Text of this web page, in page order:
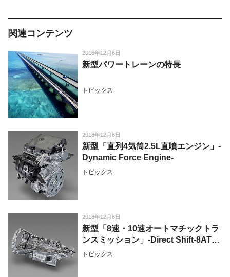
関連コンテンツ
2016年12月6日
新型パワートレーンの特長
トピックス
2016年12月6日
新型「直列4気筒2.5L直噴エンジン」-
Dynamic Force Engine-
トピックス
2016年12月6日
新型「8速・10速オートマチックトラ
ンスミッション」-Direct Shift-8AT・
10AT-
トピックス